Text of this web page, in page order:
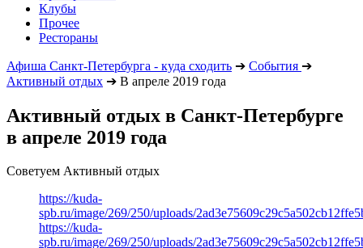
Клубы
Прочее
Рестораны
Афиша Санкт-Петербурга - куда сходить ➔ События ➔
Активный отдых ➔ В апреле 2019 года
Активный отдых в Санкт-Петербурге
в апреле 2019 года
Советуем Активный отдых
https://kuda-
spb.ru/image/269/250/uploads/
https://kuda-
spb.ru/image/269/250/uploads/